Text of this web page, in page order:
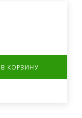
В КОРЗИНУ